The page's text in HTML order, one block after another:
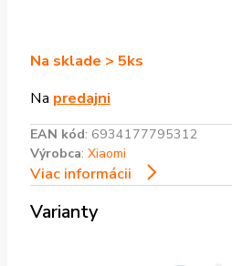
Na sklade > 5ks
Na predajni
EAN kód: 6934177795312
Výrobca: Xiaomi
Viac informácii
Varianty